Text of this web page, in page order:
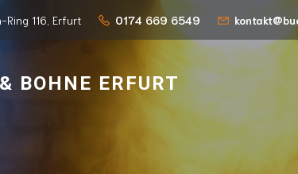
Ring 116, Erfurt 0174 669 6549
BOHNE ERFURT